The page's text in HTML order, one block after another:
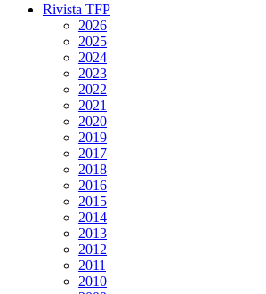
Rivista TFP
2026
2025
2024
2023
2022
2021
2020
2019
2017
2018
2016
2015
2014
2013
2012
2011
2010